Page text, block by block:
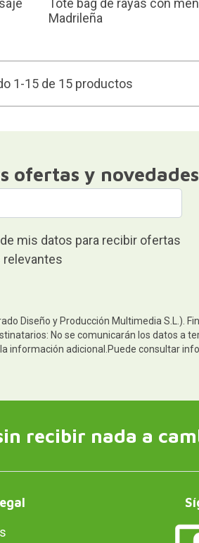
Tote bag de rayas con
Madrileña
1-15 de 15 productos
ofertas y novedades
mis datos para recibir ofertas
Diseño y Producción Multimedia S.L.).
No se comunicarán los datos a
información adicional.Puede consultar
recibir nada a